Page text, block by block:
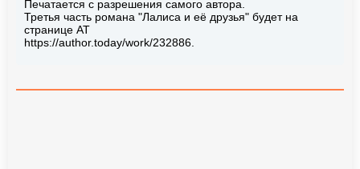
Печатается с разрешения самого автора.
Третья часть романа "Лалиса и её друзья" будет на
странице АТ
https://author.today/work/232886.